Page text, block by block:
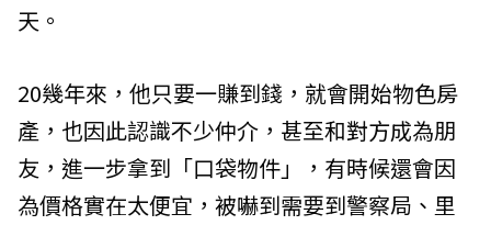
天。
20幾年來，他只要一賺到錢，就會開始物色房
產，也因此認識不少仲介，甚至和對方成為朋
友，進一步拿到「口袋物件」，有時候還會因
為價格實在太便宜，被嚇到需要到警察局、里